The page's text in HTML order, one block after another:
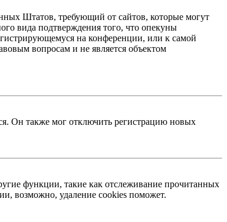
Штатов, требующий от сайтов, которые могут
вида подтверждения того, что опекуны
на конференции, или к самой
вопросам и не является объектом
Он также мог отключить регистрацию новых
функции, такие как отслеживание прочитанных
возможно, удаление cookies поможет.